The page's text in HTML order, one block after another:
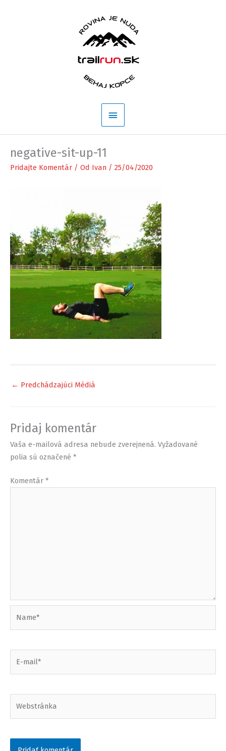
Hlavné
Menu
negative-sit-up-11
Pridajte Komentár / Od Ivan / 25/04/2020
← Predchádzajúci Médiá
Pridaj komentár
Vaša e-mailová adresa nebude zverejnená. Vyžadované
polia sú označené *
Komentár *